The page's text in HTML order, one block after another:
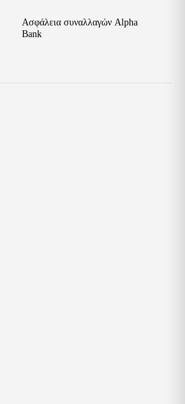
Ασφάλεια συναλλαγών Alpha
Bank